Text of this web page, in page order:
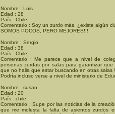
Nombre : Luis
Edad : 28
País : Chile
Comentario : Soy un zurdo más, ¿existe algún
SOMOS POCOS, PERO MEJORES!!!
Nombre : Sergio
Edad : 38
País : Chile
Comentario : Me parece que a nivel de
personas zurdas por salas para garantizar
que no halla que estar buscando en otras salas
Podría incluso verse a nivel de ministerio de
Nombre : susan
Edad : 20
País : chile
Comentario : Supe por las noticias de la
que me molesta la falta de asientos zurdos